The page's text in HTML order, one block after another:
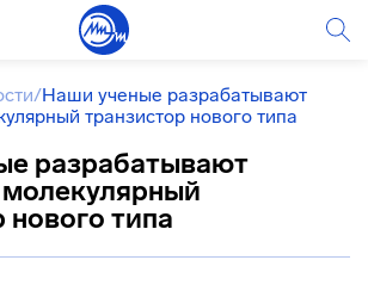
/Наши ученые разрабатывают
транзистор нового типа
разрабатывают
нового типа